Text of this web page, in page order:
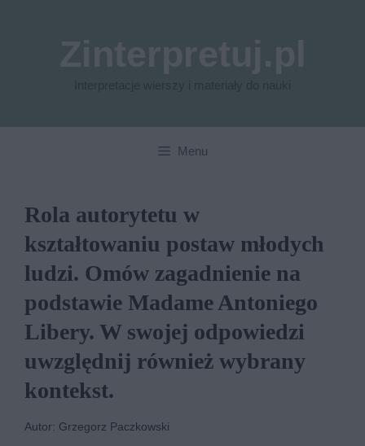
Menu
Rola autorytetu w
kształtowaniu postaw młodych
ludzi. Omów zagadnienie na
podstawie Madame Antoniego
Libery. W swojej odpowiedzi
uwzględnij również wybrany
kontekst.
Autor: Grzegorz Paczkowski